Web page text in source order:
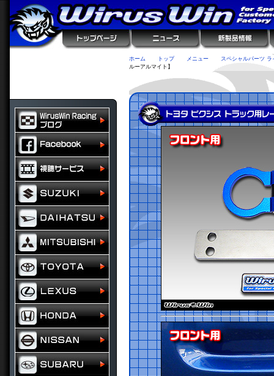
ホーム トップ メニュー
スペシャルパーツ ラ
ルーアルマイト】